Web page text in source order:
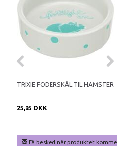
TRIXIE FODERSKÅL TIL HAMSTER
25,95 DKK
Få besked når produktet kommer igen